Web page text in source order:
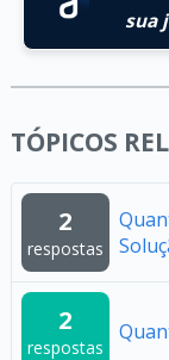
sua
TÓPICOS
2
respostas
2
respostas